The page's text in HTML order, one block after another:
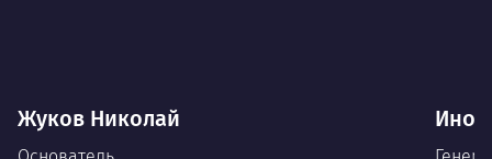
Жуков Николай